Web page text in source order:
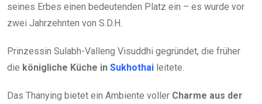
seines Erbes einen bedeutenden Platz ein – es wurde vor
zwei Jahrzehnten von S.D.H.
Prinzessin Sulabh-Valleng Visuddhi gegründet, die früher
die königliche Küche in Sukhothai leitete.
Das Thanying bietet ein Ambiente voller Charme aus der